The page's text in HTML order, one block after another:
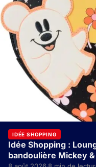
IDÉE SHOPPING
Idée Shopping :
bandoulière Mickey